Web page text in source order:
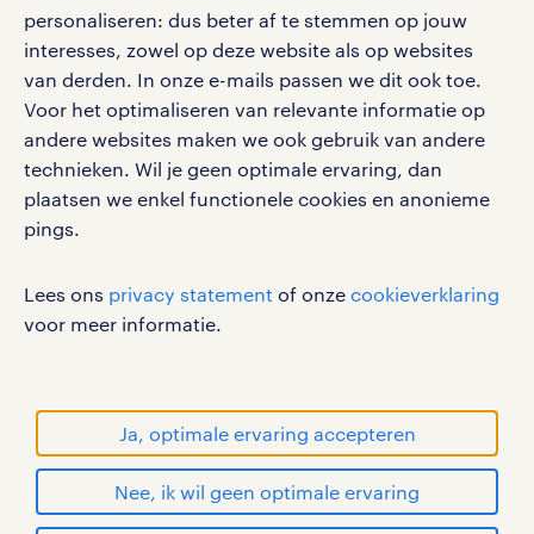
personaliseren: dus beter af te stemmen op jouw
interesses, zowel op deze website als op websites
van derden. In onze e-mails passen we dit ook toe.
Voor het optimaliseren van relevante informatie op
andere websites maken we ook gebruik van andere
technieken. Wil je geen optimale ervaring, dan
plaatsen we enkel functionele cookies en anonieme
pings.
Lees ons privacy statement of onze cookieverklaring
voor meer informatie.
Ja, optimale ervaring accepteren
Nee, ik wil geen optimale ervaring
werken bij randstad
gebruikersvoorwaarden
privacystatement
cookies
disclaimer
sitemap
RANDSTAD, HUMAN FORWARD en SHAPING THE
WORLD OF WORK zijn geregistreerde